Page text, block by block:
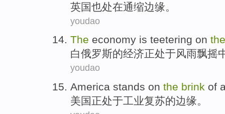
英国也处在通缩边缘。
youdao
The economy is teetering on the
白俄罗斯的经济正处于风雨飘摇
youdao
America stands on the brink of
美国正处于工业复苏的边缘。